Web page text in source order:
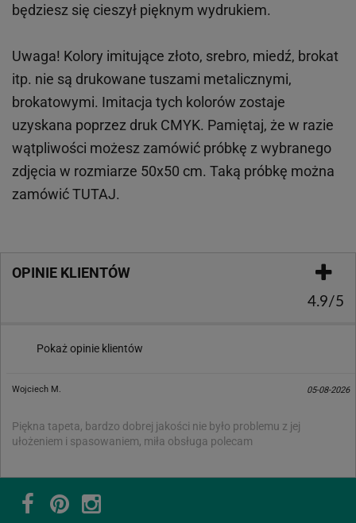
będziesz się cieszył pięknym wydrukiem.
Uwaga! Kolory imitujące złoto, srebro, miedź, brokat
itp. nie są drukowane tuszami metalicznymi,
brokatowymi. Imitacja tych kolorów zostaje
uzyskana poprzez druk CMYK. Pamiętaj, że w razie
wątpliwości możesz zamówić próbkę z wybranego
zdjęcia w rozmiarze 50x50 cm. Taką próbkę można
zamówićTUTAJ.
OPINIE KLIENTÓW
4.9/5
Pokaż opinie klientów
Wojciech M. 05-08-2026
Piękna tapeta, bardzo dobrej jakości nie było problemu z jej
ułożeniem i spasowaniem, miła obsługa polecam